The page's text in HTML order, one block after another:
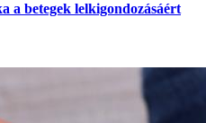
a betegek lelkigondozásáért